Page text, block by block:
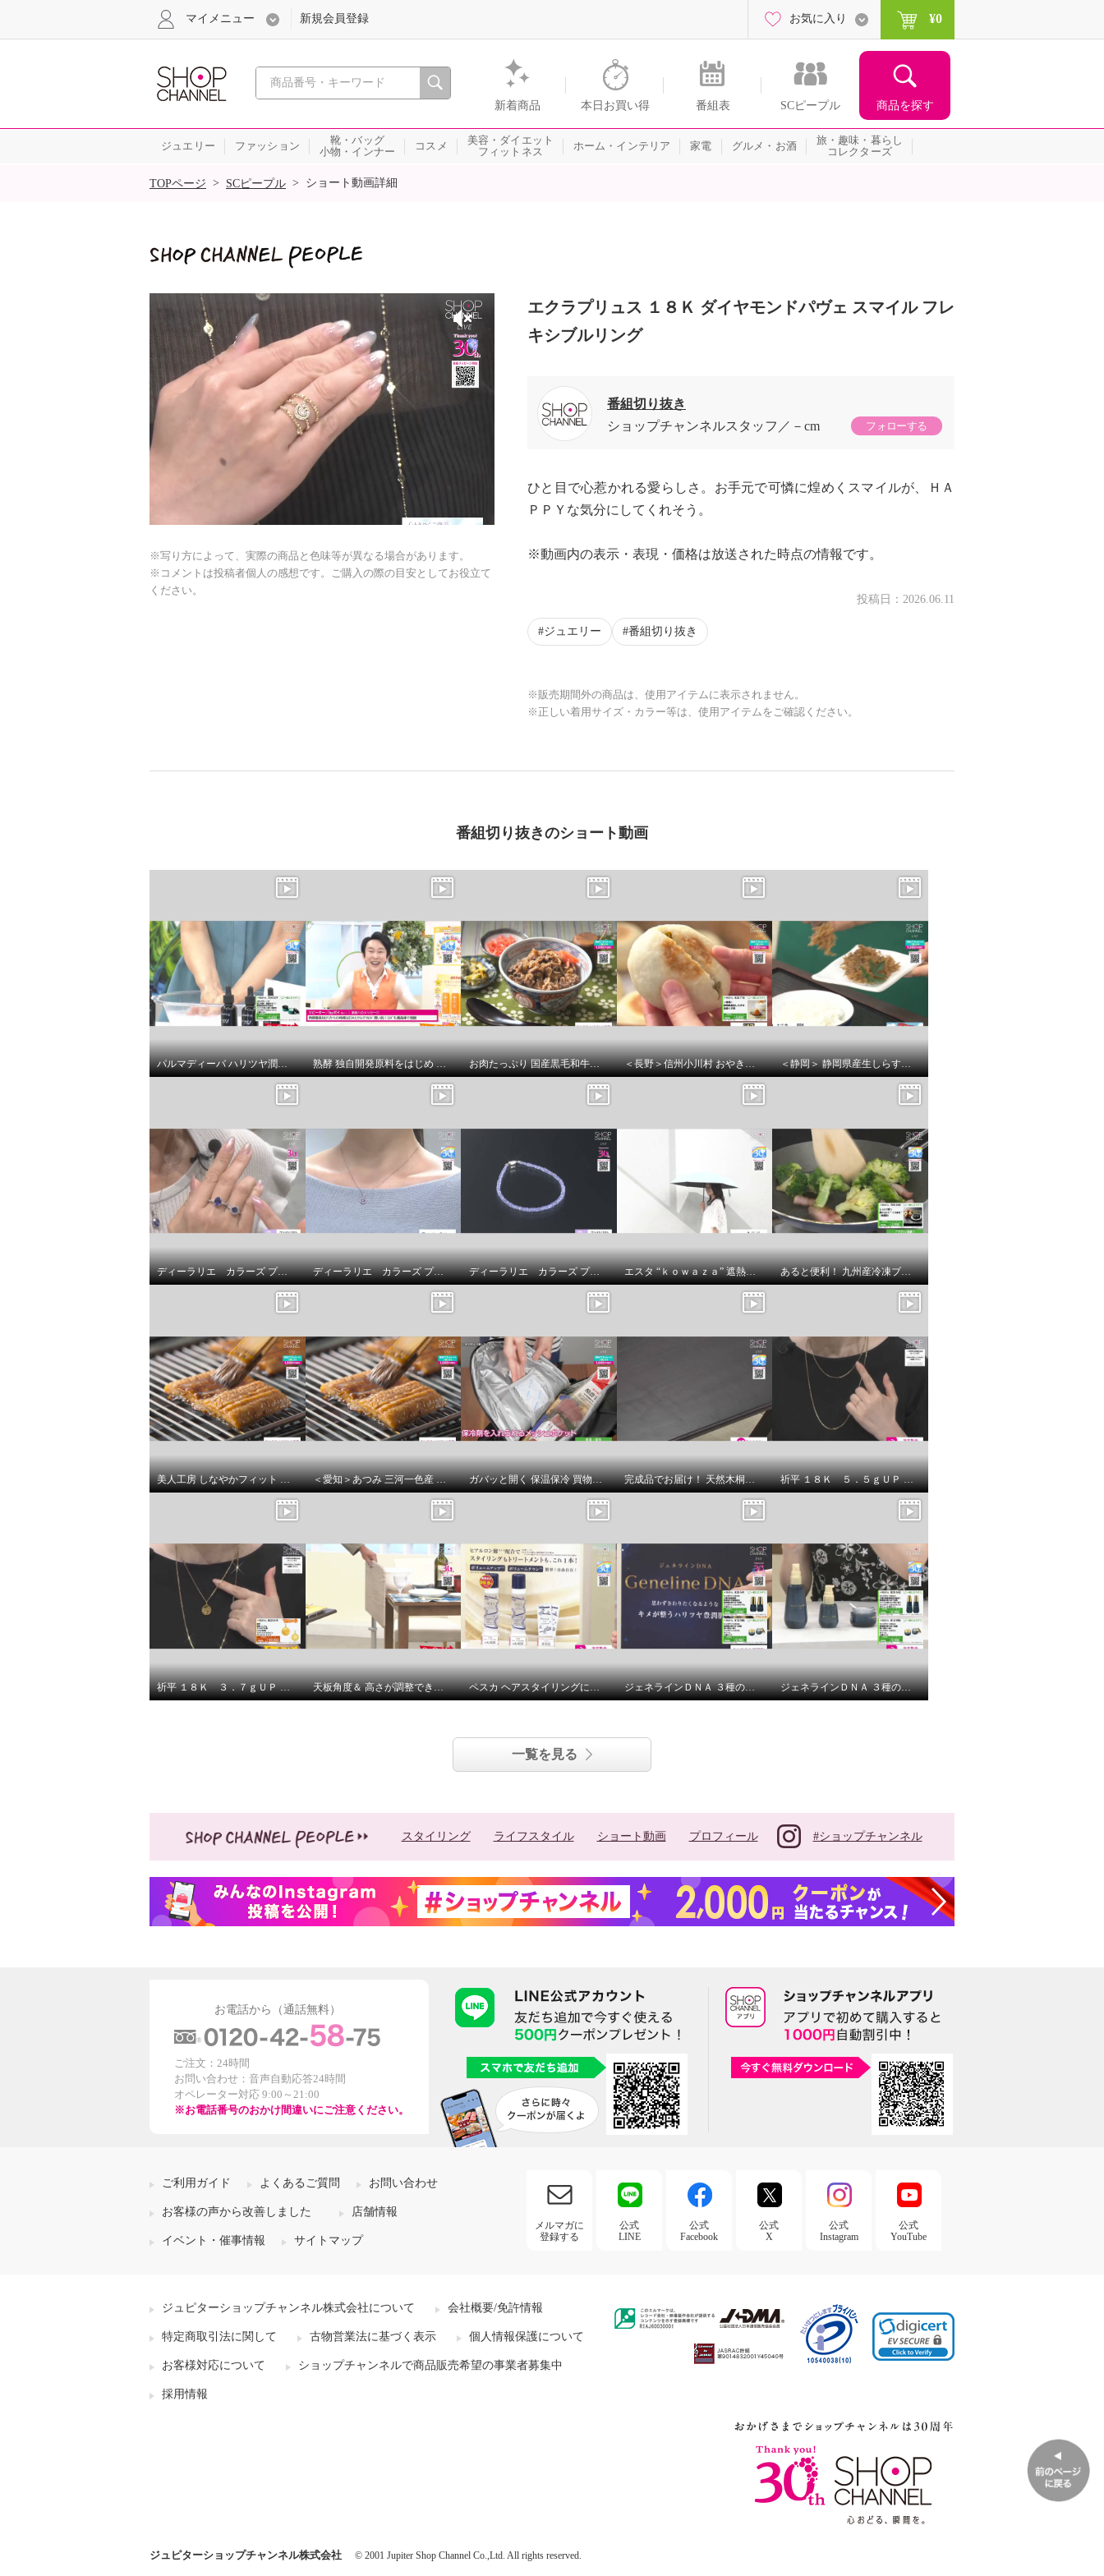
心おどる、瞬間を。通販・テレビショッピングのショップチャンネル
新着商品 本日お買い得 番組表 SCピープル 商品を探す
マイメニュー 新規会員登録 お気に入り ¥0
ジュエリー ファッション
靴・バッグ
小物・インナー
コスメ
美容・ダイエット
フィットネス
ホーム・インテリア 家電 グルメ・お酒
旅・趣味・暮らし
コレクターズ
SALE
TOPページ > SCピープル > ショート動画詳細
エクラプリュス １８Ｋ ダイヤ
モンドパヴェ スマイル フレキ
¥0
※写り方によって、実際の商品と色味等が異なる場合があります。
※コメントは投稿者個人の感想です。ご購入の際の目安としてお役立て
ください。
エクラプリュス １８Ｋ ダイヤモンドパヴェ スマイル フレ
キシブルリング
番組切り抜き
ショップチャンネルスタッフ
－cm フォローする
ひと目で心惹かれる愛らしさ。お手元で可憐に煌めくスマイルが、ＨＡ
ＰＰＹな気分にしてくれそう。
※動画内の表示・表現・価格は放送された時点の情報です。
投稿日： 2026.06.11
ジュエリー 番組切り抜き
※販売期間外の商品は、使用アイテムに表示されません。
※正しい着用サイズ・カラー等は、使用アイテムをご確認ください。
番組切り抜きのショート動画
パルマディーバ ハリツヤ潤い 衝撃の集中ケア美容液！ Ｎｏ１１８ ２．６本分増量特別セット 熟酵 独自開発原料をはじめ ２２０種類の美容成分配合 ハリツヤケア＆保湿！ 新ビタミックス ローションＤＸ デビュー３本セット お肉たっぷり 国産黒毛和牛の こだわり牛丼 ＜長野＞信州小川村 おやき３種セット （野沢菜、あずき、なす） ＜静岡＞ 静岡県産生しらすの 生姜くぎ煮
ディーラリエ カラーズ プラチナ９５０ タンザナイト＆ ダイヤモンド ディーエラスティック リング／ペンダントトップ ディーラリエ カラーズ プラチナ９５０ タンザナイト＆ ダイヤモンド 取り巻きペンダントトップ ディーラリエ カラーズ プラチナ８５０ タンザナイト マグネットクラスプ付 ブレスレット エスタ “ｋｏｗａｚａ” 遮熱・一級遮光 パッと開いてサッと収納！ 感動折たたみガイド 晴雨兼用傘 あると便利！ 九州産冷凍ブロッコリー
美人工房 しなやかフィット ショーツ５枚セット ＜愛知＞あつみ 三河一色産 うなぎのふっくら蒲焼き ガバッと開く 保温保冷 買物らくらくリュック プレミアム 完成品でお届け！ 天然木桐材使用 マルチに活躍する 折りたたみ便利机 ＳＤＸ－６００／ミニ ＳＤＸ－４５０ 祈平 １８Ｋ ５．５ｇＵＰ ８面ダブル 喜平チェーン ロングネックレス
祈平 １８Ｋ ３．７ｇＵＰ ８面ダブル 喜平チェーン ネックレス 天板角度＆ 高さが調整できる マルチテーブル ペスカ ヘアスタイリングにも スキンケアにも使える！ クリア スタイリング ジェル－ＥＸ ２本増量セット ジェネラインＤＮＡ ３種の核酸由来成分配合！ 角質層の隅々まで浸透 ハリツヤ潤いキメ肌へ導く ジェネラインＤＮＡミスト デビュー２本セット ジェネラインＤＮＡ ３種の核酸由来 保湿成分を厳選配合 角質層の隅々まで浸透 ジェネラインＤＮＡセラム ２本セット
一覧を見る
スタイリング ライフスタイル ショート動画 プロフィール #ショップチャンネル
お電話から（通話無料）
ご注文：24時間
お問い合わせ：音声自動応答24時間
オペレーター対応 9:00～21:00
※お電話番号のおかけ間違いにご注意ください。
ご利用ガイド よくあるご質問 お問い合わせ
お客様の声から改善しました 店舗情報
イベント・催事情報 サイトマップ
メルマガに
登録する
公式
LINE
公式
Facebook
公式
X
公式
Instagram
公式
YouTube
ジュピターショップチャンネル株式会社について 会社概要/免許情報
特定商取引法に関して 古物営業法に基づく表示 個人情報保護について
お客様対応について ショップチャンネルで商品販売希望の事業者募集中
採用情報
ジュピターショップチャンネル株式会社 © 2001 Jupiter Shop Channel Co.,Ltd. All rights reserved.